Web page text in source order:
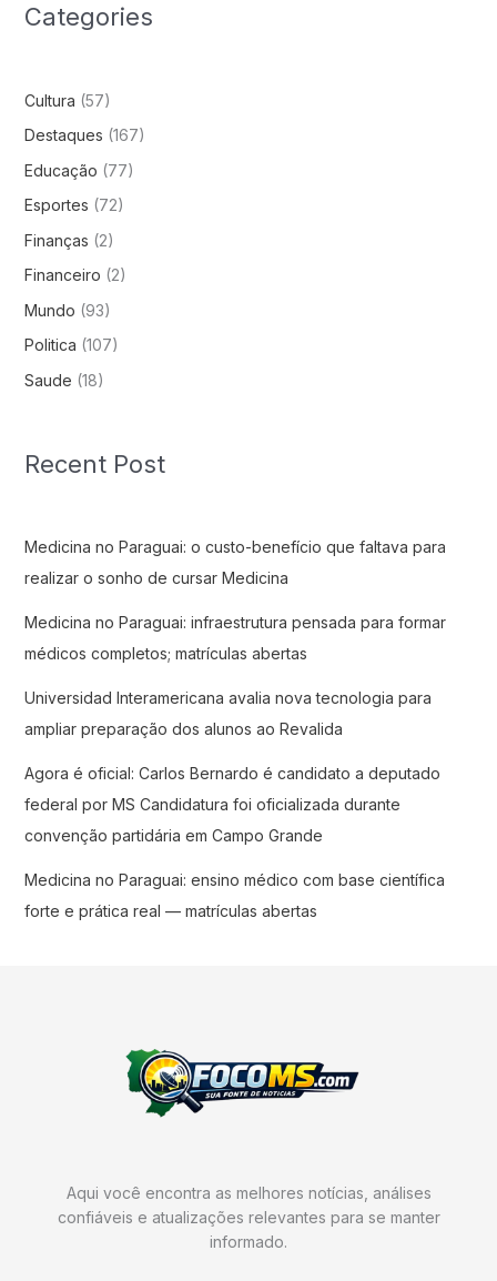
Categories
Cultura (57)
Destaques (167)
Educação (77)
Esportes (72)
Finanças (2)
Financeiro (2)
Mundo (93)
Politica (107)
Saude (18)
Recent Post
Medicina no Paraguai: o custo-benefício que faltava para
realizar o sonho de cursar Medicina
Medicina no Paraguai: infraestrutura pensada para formar
médicos completos; matrículas abertas
Universidad Interamericana avalia nova tecnologia para
ampliar preparação dos alunos ao Revalida
Agora é oficial: Carlos Bernardo é candidato a deputado
federal por MS Candidatura foi oficializada durante
convenção partidária em Campo Grande
Medicina no Paraguai: ensino médico com base científica
forte e prática real — matrículas abertas
Aqui você encontra as melhores notícias, análises
confiáveis e atualizações relevantes para se manter
informado.